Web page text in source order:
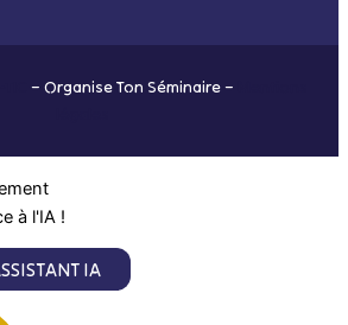
– Organise Ton Séminaire –
à l'IA !
IA